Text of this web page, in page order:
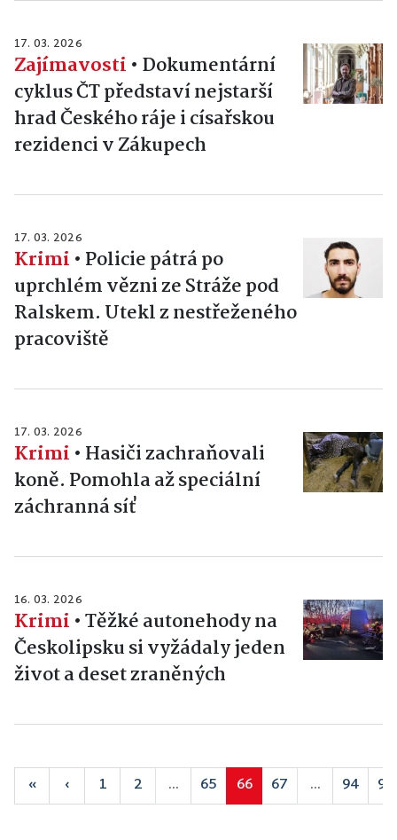
17. 03. 2026
Zajímavosti • Dokumentární
cyklus ČT představí nejstarší
hrad Českého ráje i císařskou
rezidenci v Zákupech
17. 03. 2026
Krimi • Policie pátrá po
uprchlém vězni ze Stráže pod
Ralskem. Utekl z nestřeženého
pracoviště
17. 03. 2026
Krimi • Hasiči zachraňovali
koně. Pomohla až speciální
záchranná síť
16. 03. 2026
Krimi •Těžké autonehody na
Českolipsku si vyžádaly jeden
život a deset zraněných
« ‹ 1 2 ... 65 66 67 ... 94 95